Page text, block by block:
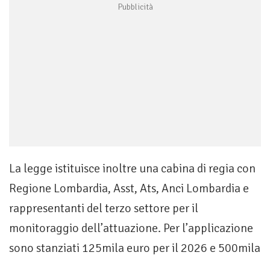
La legge istituisce inoltre una cabina di regia con
Regione Lombardia, Asst, Ats, Anci Lombardia e
rappresentanti del terzo settore per il
monitoraggio dell’attuazione. Per l’applicazione
sono stanziati 125mila euro per il 2026 e 500mila